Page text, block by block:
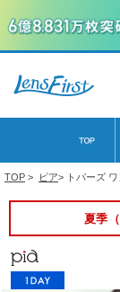
TOP > ピア> トパーズ
夏季